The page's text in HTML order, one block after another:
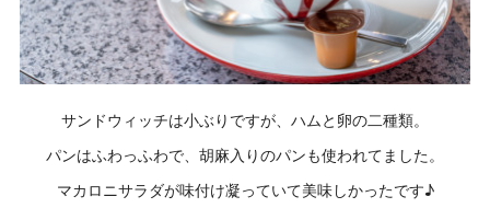
サンドウィッチは小ぶりですが、ハムと卵の二種類。
パンはふわっふわで、胡麻入りのパンも使われてました。
マカロニサラダが味付け凝っていて美味しかったです♪